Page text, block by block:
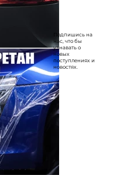
Подпишись на
нас, что бы
узнавать о
новых
поступлениях и
новостях.